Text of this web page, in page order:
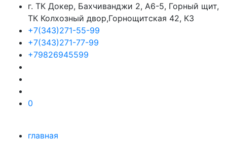
г. ТК Докер, Бахчиванджи 2, А6-5, Горный щит,
ТК Колхозный двор,Горнощитская 42, К3
+7(343)271-55-99
+7(343)271-77-99
+79826945599
0
главная